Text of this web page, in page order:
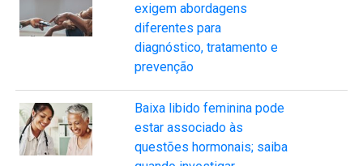
exigem abordagens
diferentes para
diagnóstico, tratamento e
prevenção
Baixa libido feminina pode
estar associado às
questões hormonais; saiba